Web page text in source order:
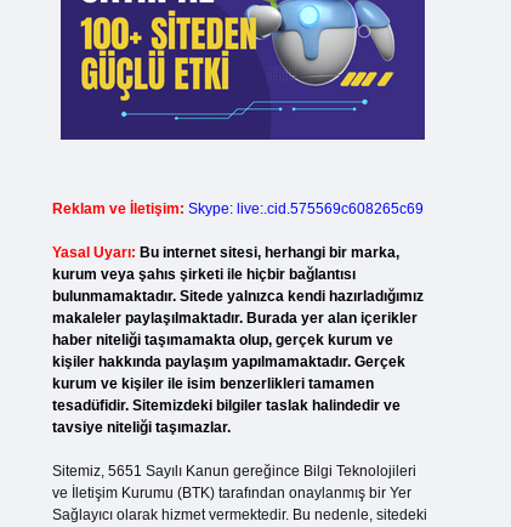
Reklam ve İletişim: Skype: live:.cid.575569c608265c69
Yasal Uyarı: Bu internet sitesi, herhangi bir marka,
kurum veya şahıs şirketi ile hiçbir bağlantısı
bulunmamaktadır. Sitede yalnızca kendi hazırladığımız
makaleler paylaşılmaktadır. Burada yer alan içerikler
haber niteliği taşımamakta olup, gerçek kurum ve
kişiler hakkında paylaşım yapılmamaktadır. Gerçek
kurum ve kişiler ile isim benzerlikleri tamamen
tesadüfidir. Sitemizdeki bilgiler taslak halindedir ve
tavsiye niteliği taşımazlar.
Sitemiz, 5651 Sayılı Kanun gereğince Bilgi Teknolojileri
ve İletişim Kurumu (BTK) tarafından onaylanmış bir Yer
Sağlayıcı olarak hizmet vermektedir. Bu nedenle, sitedeki